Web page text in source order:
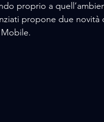
proprio a
propone due novità